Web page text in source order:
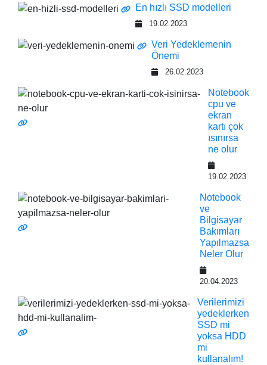
En hızlı SSD modelleri
19.02.2023
Veri Yedeklemenin
Önemi
26.02.2023
Notebook
cpu ve
ekran
kartı çok
ısınırsa
ne olur
19.02.2023
Notebook
ve
Bilgisayar
Bakımları
Yapılmazsa
Neler Olur
20.04.2023
Verilerimizi
yedeklerken
SSD mi
yoksa HDD
mi
kullanalım!